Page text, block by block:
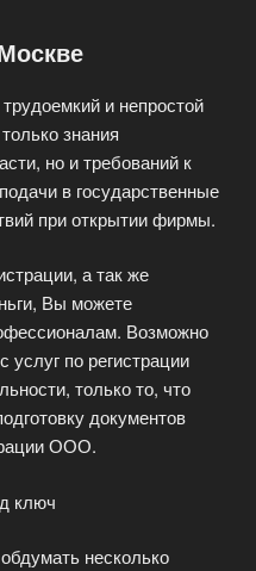
и непростой
знания
но и требований к
в государственные
при открытии фирмы.
а так же
Вы можете
Возможно
услуг по регистрации
только то, что
документов
ООО.
ключ
несколько